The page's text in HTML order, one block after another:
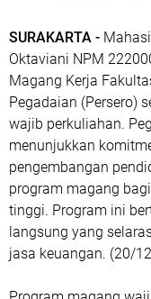
SURAKARTA -
Oktaviani NPM
Magang Kerja
Pegadaian (Persero)
wajib perkuliahan.
menunjukkan
pengembangan
program magang
tinggi. Program ini
langsung yang
jasa keuangan. (20/